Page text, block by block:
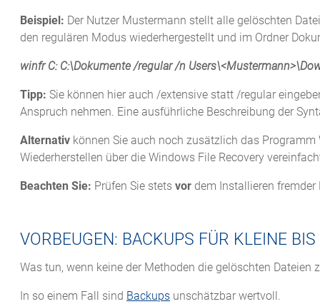
Beispiel: Der Nutzer Mustermann stellt alle gelöschten
den regulären Modus wiederhergestellt und im Ordner
winfr C: C:\Dokumente /regular /n
Tipp: Sie können hier auch /extensive statt /regular
Anspruch nehmen. Eine ausführliche Beschreibung der
Alternativ können Sie auch noch zusätzlich das
Wiederherstellen über die Windows File Recovery
Beachten Sie: Prüfen Sie stets vor dem Installieren
VORBEUGEN: BACKUPS FÜR KLEINE
Was tun, wenn keine der Methoden die gelöschten Dateien
In so einem Fall sind Backups unschätzbar wertvoll.